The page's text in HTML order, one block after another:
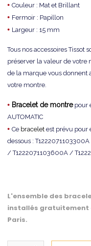
• Couleur : Mat et Brillant
• Fermoir : Papillon
• Largeur : 15 mm
Tous nos accessoires Tissot
préserver la valeur de votre
de la marque vous donnent
votre montre.
• Bracelet de montrepour
AUTOMATIC
• Ce bracelet est prévu pour
dessous :
/ T1222071103600A /
L'ensemble des
installés gratuitement
Paris.